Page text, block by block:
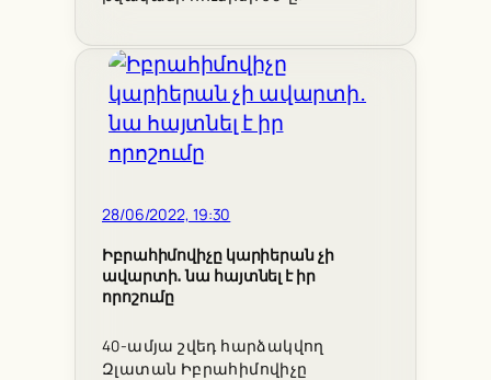
28/06/2022, 19:30
Իբրահիմովիչը կարիերան չի
ավարտի․ նա հայտնել է իր
որոշումը
40-ամյա շվեդ հարձակվող
Զլատան Իբրահիմովիչը